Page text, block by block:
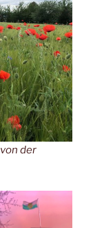
der